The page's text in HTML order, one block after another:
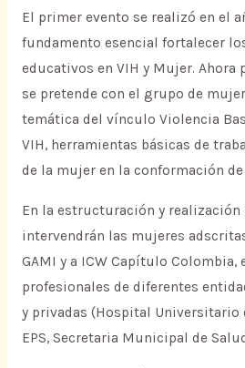
El primer evento se realizó en el
fundamento esencial fortalecer
educativos en VIH y Mujer. Ahora
se pretende con el grupo de
temática del vínculo Violencia
VIH, herramientas básicas de
de la mujer en la conformación
En la estructuración y realización
intervendrán las mujeres
GAMI y a ICW Capítulo Colombia,
profesionales de diferentes
y privadas (Hospital Universitario
EPS, Secretaria Municipal de